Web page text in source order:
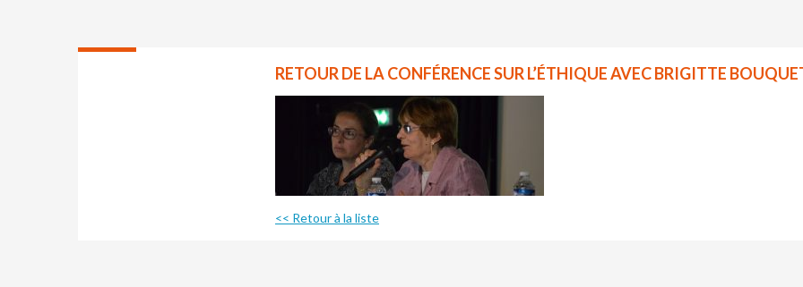
RETOUR DE LA CONFÉRENCE SUR L’ÉTHIQUE AVEC BRIGITTE
<< Retour à la liste